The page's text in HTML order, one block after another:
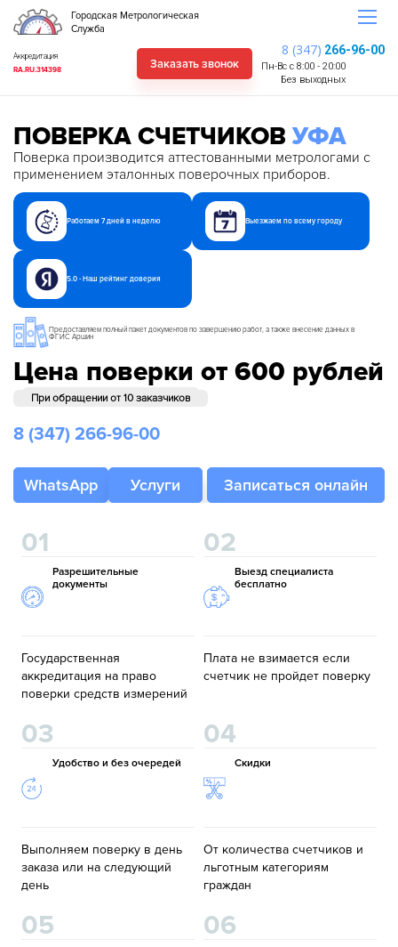
Городская Метрологическая
Служба
Заказать звонок
Аккредитация
RA.RU.314398
8 (347) 266-96-00
Пн-Вс с 8:00 - 20:00
Без выходных
ПОВЕРКА СЧЕТЧИКОВ УФА
Поверка производится аттестованными метрологами с
применением эталонных поверочных приборов.
Работаем 7 дней в неделю Выезжаем по всему городу
5.0 - Наш рейтинг доверия
Предоставляем полный пакет документов по завершению работ, а также внесение данных в
ФГИС Аршин
Цена поверки от 600 рублей
При обращении от 10 заказчиков
8 (347) 266-96-00
WhatsApp Услуги Записаться онлайн
01
Разрешительные
документы
Государственная
аккредитация на право
поверки средств измерений
02
Выезд специалиста
бесплатно
Плата не взимается если
счетчик не пройдет поверку
03
Удобство и без очередей
Выполняем поверку в день
заказа или на следующий
день
04
Скидки
От количества счетчиков и
льготным категориям
граждан
05 06